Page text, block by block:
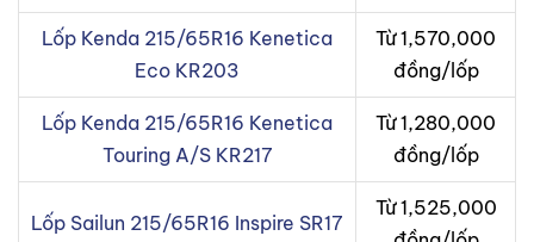
Lốp Kenda 215/65R16 Kenetica
Eco KR203
Từ 1,570,000
đồng/lốp
Lốp Kenda 215/65R16 Kenetica
Touring A/S KR217
Từ 1,280,000
đồng/lốp
Lốp Sailun 215/65R16 Inspire SR17
Từ 1,525,000